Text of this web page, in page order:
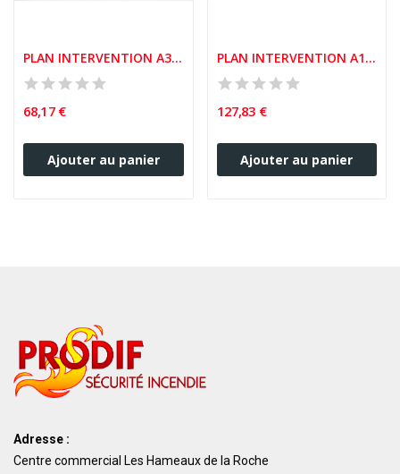
PLAN INTERVENTION A3 CADRE ALUMINIUM
68,17 €
Ajouter au panier
PLAN INTERVENTION A1 CADRE ALUMINIUM
127,83 €
Ajouter au panier
Adresse :
Centre commercial Les Hameaux de la Roche